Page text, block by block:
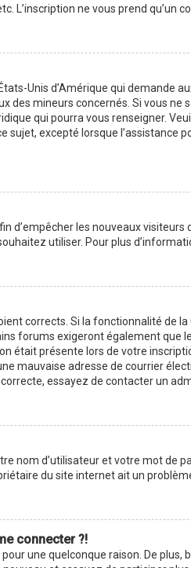
L’inscription ne vous prend qu’un
Unis d’Amérique qui
mineurs concernés. Si vous
qui pourra vous renseigner.
excepté lorsque l’assistance
d’empêcher les nouveaux
utiliser. Pour plus
corrects. Si la fonctionnalité de
forums exigeront également
était présente lors de votre
mauvaise adresse de courrier
essayez de contacter un
nom d’utilisateur et votre mot
du site internet ait un
connecter ?!
une quelconque raison. De